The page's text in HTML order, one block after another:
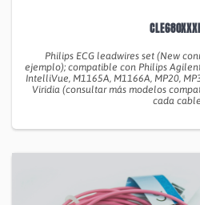
Philips ECG leadwires set (New
ejemplo); compatible con Philips
IntelliVue, M1165A, M1166A, MP20,
Viridia (consultar más modelos
cada